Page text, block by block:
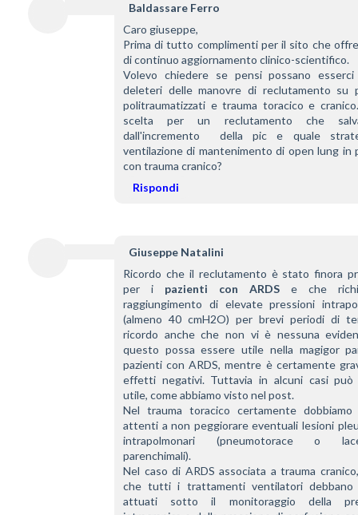
Baldassare Ferro
Caro giuseppe,
Prima di tutto complimenti per il sito che
di continuo aggiornamento clinico-scientifico.
Volevo chiedere se pensi possano
deleteri delle manovre di reclutamento su
politraumatizzati e trauma toracico e
scelta per un reclutamento che
dall'incremento  della pic e quale
ventilazione di mantenimento di open lung in
con trauma cranico?
Rispondi
Giuseppe Natalini
Ricordo che il reclutamento è stato finora
per i pazienti con ARDS e che
raggiungimento di elevate pressioni
(almeno 40 cmH2O) per brevi periodi di
ricordo anche che non vi è nessuna
questo possa essere utile nella magigor
pazienti con ARDS, mentre è certamente
effetti negativi. Tuttavia in alcuni casi può
utile, come abbiamo visto nel post.
Nel trauma toracico certamente dobbiamo
attenti a non peggiorare eventuali lesioni
intrapolmonari (pneumotorace o
parenchimali).
Nel caso di ARDS associata a trauma
che tutti i trattamenti ventilatori debbano
attuati sotto il monitoraggio della